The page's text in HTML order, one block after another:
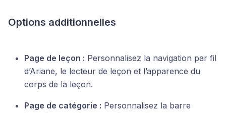
Options additionnelles
Page de leçon : Personnalisez la navigation par fil
d’Ariane, le lecteur de leçon et l’apparence du
corps de la leçon.
Page de catégorie : Personnalisez la barre